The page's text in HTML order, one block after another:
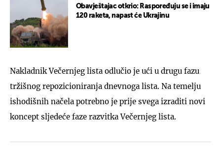
Obavještajac otkrio: Raspoređuju se i imaju
120 raketa, napast će Ukrajinu
Nakladnik Večernjeg lista odlučio je ući u drugu fazu
tržišnog repozicioniranja dnevnoga lista. Na temelju
ishodišnih načela potrebno je prije svega izraditi novi
koncept sljedeće faze razvitka Večernjeg lista.